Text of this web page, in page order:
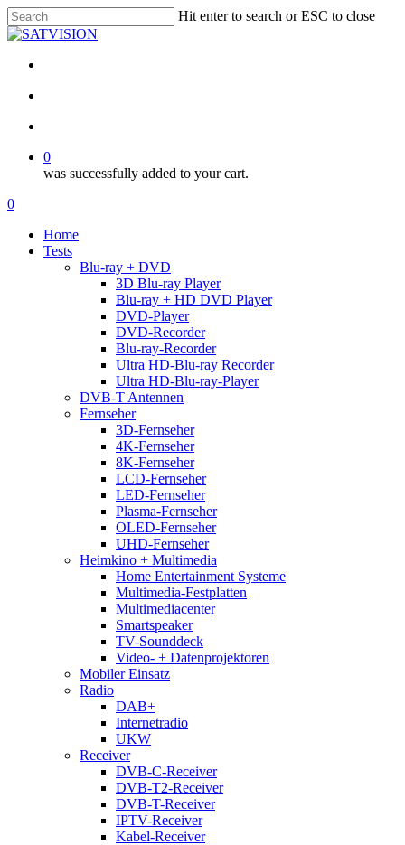
Skip
to
content
Hit enter to search or ESC to close
Close
0
was successfully added to your cart.
Menu
search
account
0
Home
Tests
Blu-ray + DVD
3D Blu-ray Player
Blu-ray + HD DVD Player
DVD-Player
DVD-Recorder
Blu-ray-Recorder
Ultra HD-Blu-ray Recorder
Ultra HD-Blu-ray-Player
DVB-T Antennen
Fernseher
3D-Fernseher
4K-Fernseher
8K-Fernseher
LCD-Fernseher
LED-Fernseher
Plasma-Fernseher
OLED-Fernseher
UHD-Fernseher
Heimkino + Multimedia
Home Entertainment Systeme
Multimedia-Festplatten
Multimediacenter
Smartspeaker
TV-Sounddeck
Video- + Datenprojektoren
Mobiler Einsatz
Radio
DAB+
Internetradio
UKW
Receiver
DVB-C-Receiver
DVB-T2-Receiver
DVB-T-Receiver
IPTV-Receiver
Kabel-Receiver